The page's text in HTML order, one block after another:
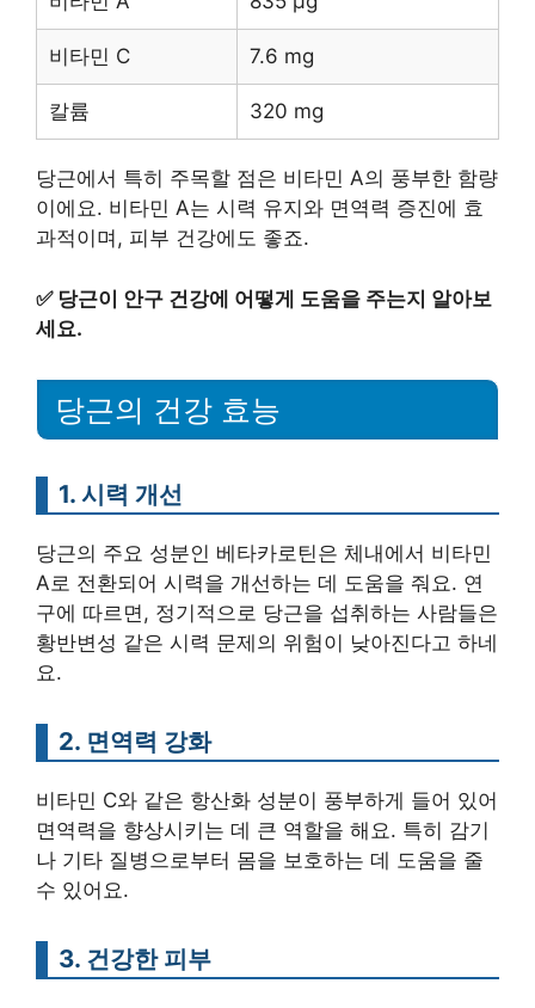
비타민 C 7.6 mg
칼륨 320 mg
당근에서 특히 주목할 점은 비타민 A의 풍부한 함량
이에요. 비타민 A는 시력 유지와 면역력 증진에 효
과적이며, 피부 건강에도 좋죠.
✅ 당근이 안구 건강에 어떻게 도움을 주는지 알아보
세요.
당근의 건강 효능
1. 시력 개선
당근의 주요 성분인 베타카로틴은 체내에서 비타민
A로 전환되어 시력을 개선하는 데 도움을 줘요. 연
구에 따르면, 정기적으로 당근을 섭취하는 사람들은
황반변성 같은 시력 문제의 위험이 낮아진다고 하네
요.
2. 면역력 강화
비타민 C와 같은 항산화 성분이 풍부하게 들어 있어
면역력을 향상시키는 데 큰 역할을 해요. 특히 감기
나 기타 질병으로부터 몸을 보호하는 데 도움을 줄
수 있어요.
3. 건강한 피부